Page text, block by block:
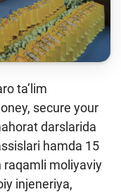
ta’lim
secure your
darslarida
hamda 15
raqamli moliyaviy
injeneriya,